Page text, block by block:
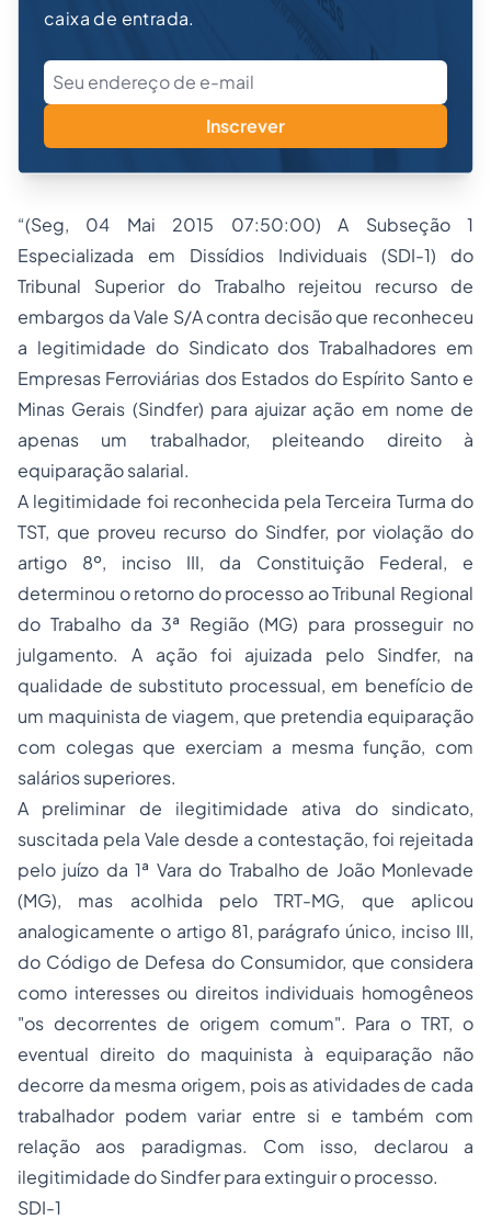
caixa de entrada.
Inscrever
“(Seg, 04 Mai 2015 07:50:00) A Subseção 1
Especializada em Dissídios Individuais (SDI-1) do
Tribunal Superior do Trabalho rejeitou recurso de
embargos da Vale S/A contra decisão que reconheceu
a legitimidade do Sindicato dos Trabalhadores em
Empresas Ferroviárias dos Estados do Espírito Santo e
Minas Gerais (Sindfer) para ajuizar ação em nome de
apenas um trabalhador, pleiteando direito à
equiparação salarial.
A legitimidade foi reconhecida pela Terceira Turma do
TST, que proveu recurso do Sindfer, por violação do
artigo 8º, inciso III, da Constituição Federal, e
determinou o retorno do processo ao Tribunal Regional
do Trabalho da 3ª Região (MG) para prosseguir no
julgamento. A ação foi ajuizada pelo Sindfer, na
qualidade de substituto processual, em benefício de
um maquinista de viagem, que pretendia equiparação
com colegas que exerciam a mesma função, com
salários superiores.
A preliminar de ilegitimidade ativa do sindicato,
suscitada pela Vale desde a contestação, foi rejeitada
pelo juízo da 1ª Vara do Trabalho de João Monlevade
(MG), mas acolhida pelo TRT-MG, que aplicou
analogicamente o artigo 81, parágrafo único, inciso III,
do Código de Defesa do Consumidor, que considera
como interesses ou direitos individuais homogêneos
"os decorrentes de origem comum". Para o TRT, o
eventual direito do maquinista à equiparação não
decorre da mesma origem, pois as atividades de cada
trabalhador podem variar entre si e também com
relação aos paradigmas. Com isso, declarou a
ilegitimidade do Sindfer para extinguir o processo.
SDI-1